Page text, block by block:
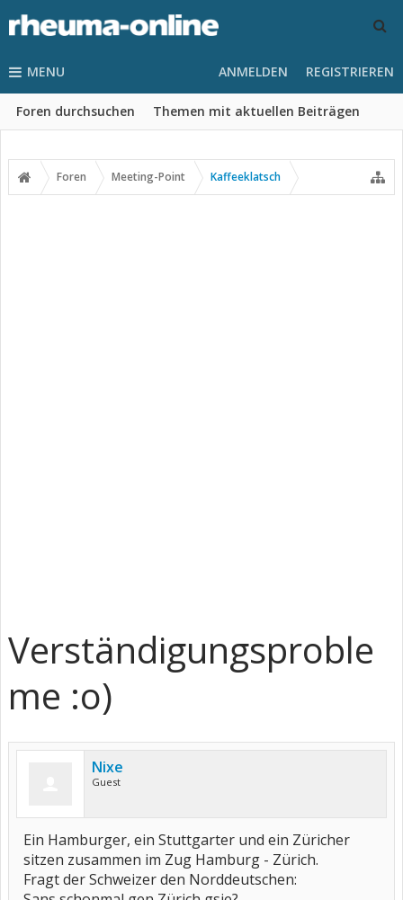
MENU
Foren durchsuchen Themen mit aktuellen Beiträgen
ANMELDEN REGISTRIEREN
Foren Meeting-Point Kaffeeklatsch
Verständigungsproble
me :o)
Nixe
Guest
Ein Hamburger, ein Stuttgarter und ein Züricher
sitzen zusammen im Zug Hamburg - Zürich.
Fragt der Schweizer den Norddeutschen: